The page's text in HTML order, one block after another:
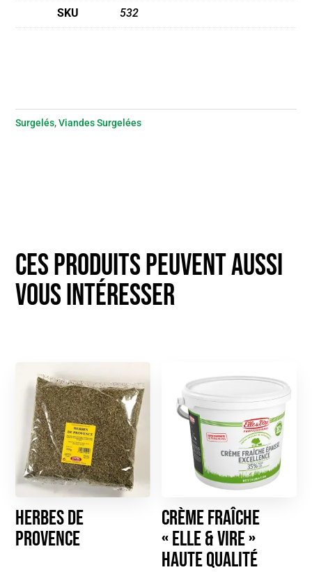
SKU 532
Surgelés,Viandes Surgelées
Herbes de
Provence
Crème Fraîche
« Elle & Vire »
haute qualité